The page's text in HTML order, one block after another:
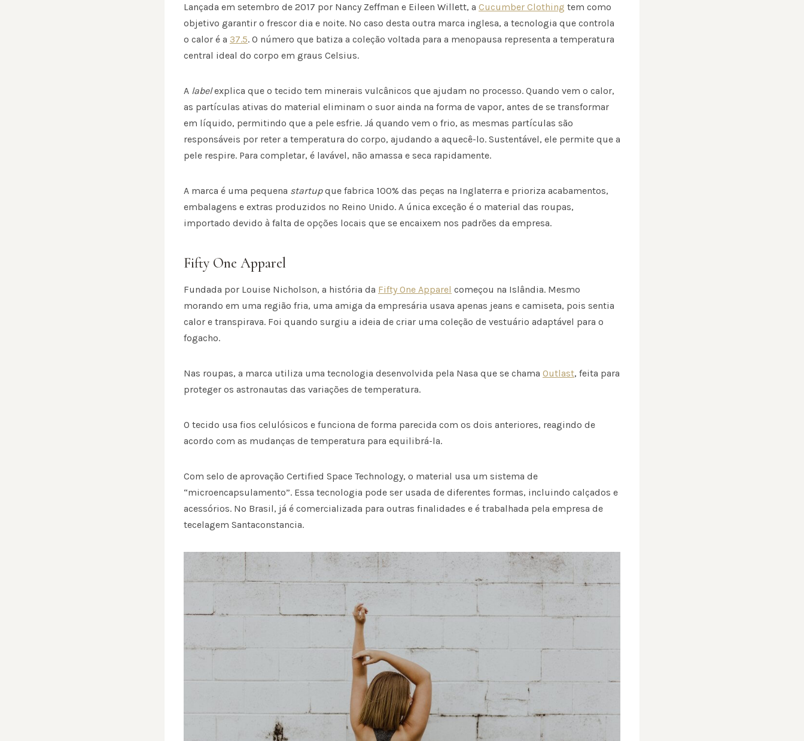
Lançada em setembro de 2017 por Nancy Zeffman e Eileen Willett, a Cucumber Clothing tem como
objetivo garantir o frescor dia e noite. No caso desta outra marca inglesa, a tecnologia que controla
o calor é a 37.5. O número que batiza a coleção voltada para a menopausa representa a temperatura
central ideal do corpo em graus Celsius.
A labelexplica que o tecido tem minerais vulcânicos que ajudam no processo. Quando vem o calor,
as partículas ativas do material eliminam o suor ainda na forma de vapor, antes de se transformar
em líquido, permitindo que a pele esfrie. Já quando vem o frio, as mesmas partículas são
responsáveis por reter a temperatura do corpo, ajudando a aquecê-lo. Sustentável, ele permite que a
pele respire. Para completar, é lavável, não amassa e seca rapidamente.
A marca é uma pequena startupque fabrica 100% das peças na Inglaterra e prioriza acabamentos,
embalagens e extras produzidos no Reino Unido. A única exceção é o material das roupas,
importado devido à falta de opções locais que se encaixem nos padrões da empresa.
Fifty One Apparel
Fundada por Louise Nicholson, a história da Fifty One Apparel começou na Islândia. Mesmo
morando em uma região fria, uma amiga da empresária usava apenas jeans e camiseta, pois sentia
calor e transpirava. Foi quando surgiu a ideia de criar uma coleção de vestuário adaptável para o
fogacho.
Nas roupas, a marca utiliza uma tecnologia desenvolvida pela Nasa que se chama Outlast, feita para
proteger os astronautas das variações de temperatura.
O tecido usa fios celulósicos e funciona de forma parecida com os dois anteriores, reagindo de
acordo com as mudanças de temperatura para equilibrá-la.
Com selo de aprovação Certified Space Technology, o material usa um sistema de
“microencapsulamento”. Essa tecnologia pode ser usada de diferentes formas, incluindo calçados e
acessórios. No Brasil, já é comercializada para outras finalidades e é trabalhada pela empresa de
tecelagem Santaconstancia.